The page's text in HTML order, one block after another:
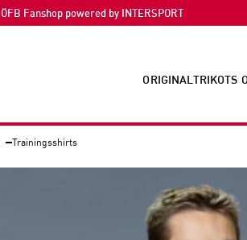
ÖFB Fanshop powered by INTERSPORT
ORIGINALTRIKOTS
Trainingsshirts